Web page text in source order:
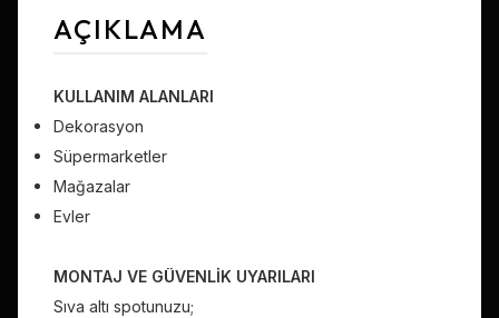
AÇIKLAMA
KULLANIM ALANLARI
Dekorasyon
Süpermarketler
Mağazalar
Evler
MONTAJ VE GÜVENLİK UYARILARI
Sıva altı spotunuzu;